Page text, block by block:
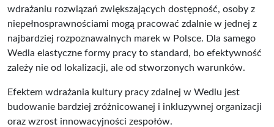
wdrażaniu rozwiązań zwiększających dostępność, osoby z
niepełnosprawnościami mogą pracować zdalnie w jednej z
najbardziej rozpoznawalnych marek w Polsce. Dla samego
Wedla elastyczne formy pracy to standard, bo efektywność
zależy nie od lokalizacji, ale od stworzonych warunków.
Efektem wdrażania kultury pracy zdalnej w Wedlu jest
budowanie bardziej zróżnicowanej i inkluzywnej organizacji
oraz wzrost innowacyjności zespołów.